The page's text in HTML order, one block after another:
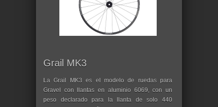
Grail MK3
La Grail MK3 es el modelo de ruedas para
Gravel con llantas en aluminio 6069, con un
peso declarado para la llanta de solo 440